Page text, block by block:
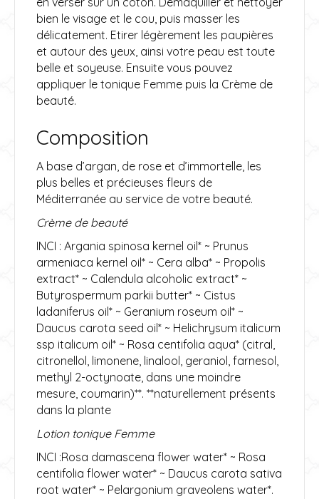
bien le visage et le cou, puis masser les
délicatement. Etirer légèrement les paupières
et autour des yeux, ainsi votre peau est toute
belle et soyeuse. Ensuite vous pouvez
appliquer le tonique Femme puis la Crème de
beauté.
Composition
A base d’argan, de rose et d’immortelle, les
plus belles et précieuses fleurs de
Méditerranée au service de votre beauté.
Crème de beauté
INCI : Argania spinosa kernel oil* ~ Prunus
armeniaca kernel oil* ~ Cera alba* ~ Propolis
extract* ~ Calendula alcoholic extract* ~
Butyrospermum parkii butter* ~ Cistus
ladaniferus oil* ~ Geranium roseum oil* ~
Daucus carota seed oil* ~ Helichrysum italicum
ssp italicum oil* ~ Rosa centifolia aqua* (citral,
citronellol, limonene, linalool, geraniol, farnesol,
methyl 2-octynoate, dans une moindre
mesure, coumarin)**. **naturellement présents
dans la plante
Lotion tonique Femme
INCI :Rosa damascena flower water* ~ Rosa
centifolia flower water* ~ Daucus carota sativa
root water* ~ Pelargonium graveolens water*.